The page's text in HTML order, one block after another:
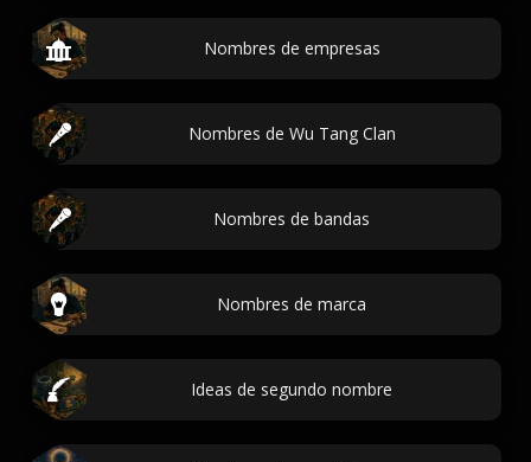
Nombres de empresas
Nombres de Wu Tang Clan
Nombres de bandas
Nombres de marca
Ideas de segundo nombre